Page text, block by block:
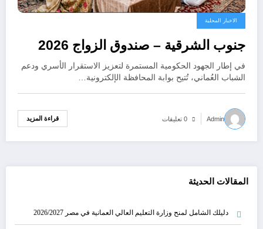
الاخبار المحلية
جنوب الشرقية – صندوق الزواج 2026
في إطار الجهود الحكومية المستمرة لتعزيز الاستقرار الأسري ودعم
الشباب العُماني، تُتيح بوابة المحافظة الإلكترونية…
Admin 0 تعليقات قراءة المزيد
المقالات الحديثة
دليلك الشامل لمنح وزارة التعليم العالي العمانية في مصر 2026/2027